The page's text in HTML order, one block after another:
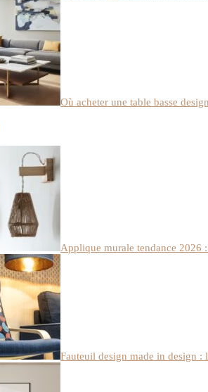
Où acheter une table basse
Applique murale tendance 2026
Fauteuil design made in design